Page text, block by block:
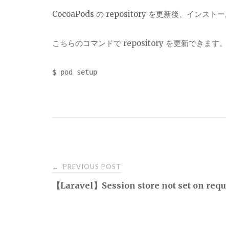
CocoaPods の repository を更新後、インストー
こちらのコマンドで repository を更新できます。
$ pod setup
Post
navigation
← PREVIOUS POST
【Laravel】Session store not set on